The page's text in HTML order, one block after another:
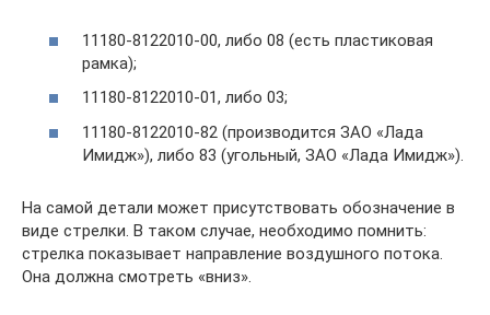
11180-8122010-00, либо 08 (есть пластиковая
рамка);
11180-8122010-01, либо 03;
11180-8122010-82 (производится ЗАО «Лада
Имидж»), либо 83 (угольный, ЗАО «Лада Имидж»).
На самой детали может присутствовать обозначение в
виде стрелки. В таком случае, необходимо помнить:
стрелка показывает направление воздушного потока.
Она должна смотреть «вниз».